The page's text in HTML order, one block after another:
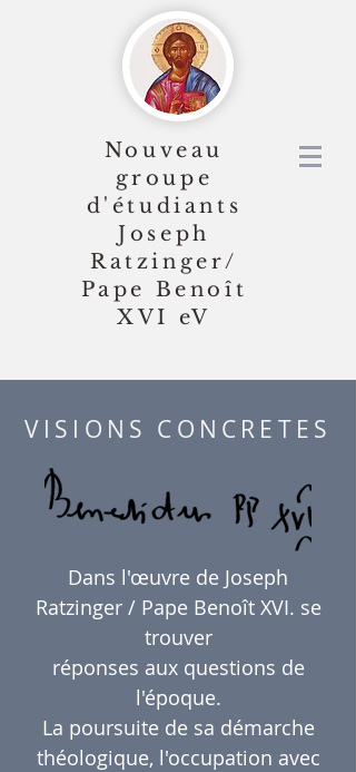
Nouveau
groupe
d'étudiants
Joseph
Ratzinger/
Pape Benoît
XVI
eV
VISIONS CONCRETES
Dans l'œuvre de Joseph
Ratzinger / Pape Benoît XVI. se
trouver
réponses aux questions de
l'époque.
La poursuite de sa démarche
théologique, l'occupation avec